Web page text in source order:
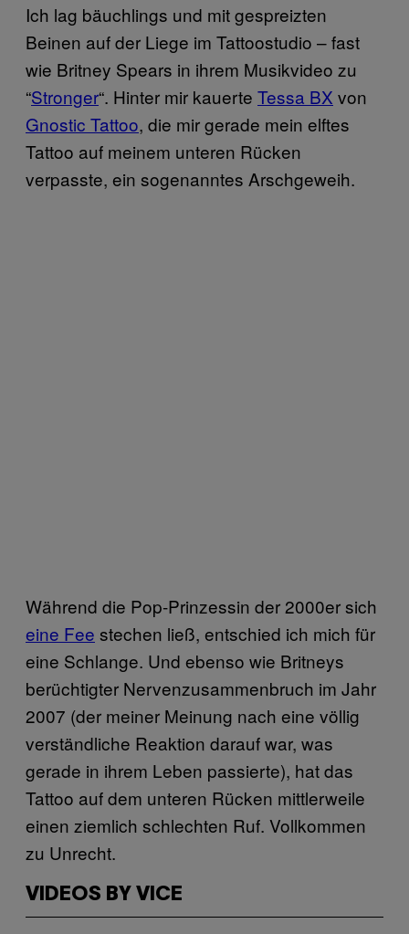
Ich lag bäuchlings und mit gespreizten
Beinen auf der Liege im Tattoostudio – fast
wie Britney Spears in ihrem Musikvideo zu
“Stronger“. Hinter mir kauerte Tessa BX von
Gnostic Tattoo, die mir gerade mein elftes
Tattoo auf meinem unteren Rücken
verpasste, ein sogenanntes Arschgeweih.
Während die Pop-Prinzessin der 2000er sich
eine Fee stechen ließ, entschied ich mich für
eine Schlange. Und ebenso wie Britneys
berüchtigter Nervenzusammenbruch im Jahr
2007 (der meiner Meinung nach eine völlig
verständliche Reaktion darauf war, was
gerade in ihrem Leben passierte), hat das
Tattoo auf dem unteren Rücken mittlerweile
einen ziemlich schlechten Ruf. Vollkommen
zu Unrecht.
VIDEOS BY VICE